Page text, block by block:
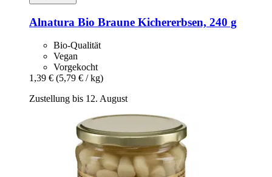
Alnatura Bio Braune Kichererbsen, 240 g
Bio-Qualität
Vegan
Vorgekocht
1,39 € (5,79 € / kg)
Zustellung bis 12. August